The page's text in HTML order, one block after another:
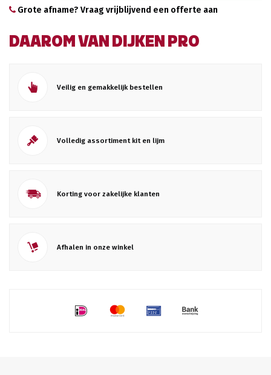
Grote afname? Vraag vrijblijvend een offerte aan
DAAROM VAN DIJKEN PRO
Veilig en gemakkelijk bestellen
Volledig assortiment kit en lijm
Korting voor zakelijke klanten
Afhalen in onze winkel